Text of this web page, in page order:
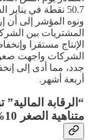
50.7 نقطة في
ونوه المؤشر إلى أن
المشتريات بين
الإنتاج مستقرا
الشركات واجهت
جدد، مما أدى إلى
أربعة أشهر.
“الرقابة
متناهية الصغر 10% إلى 266 ألف جنيه